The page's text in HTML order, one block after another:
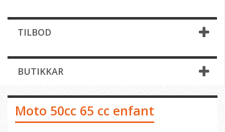
TILBOD
BUTIKKAR
Moto 50cc 65 cc enfant